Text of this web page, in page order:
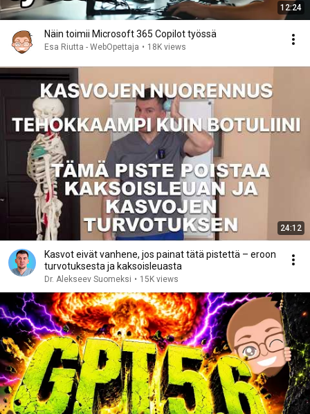
12:24
Näin toimii Microsoft 365 Copilot työssä
Esa Riutta - WebOpettaja • 18K views
24:12
Kasvot eivät vanhene, jos painat tätä pistettä – eroon
turvotuksesta ja kaksoisleuasta
Dr. Alekseev Suomeksi • 15K views